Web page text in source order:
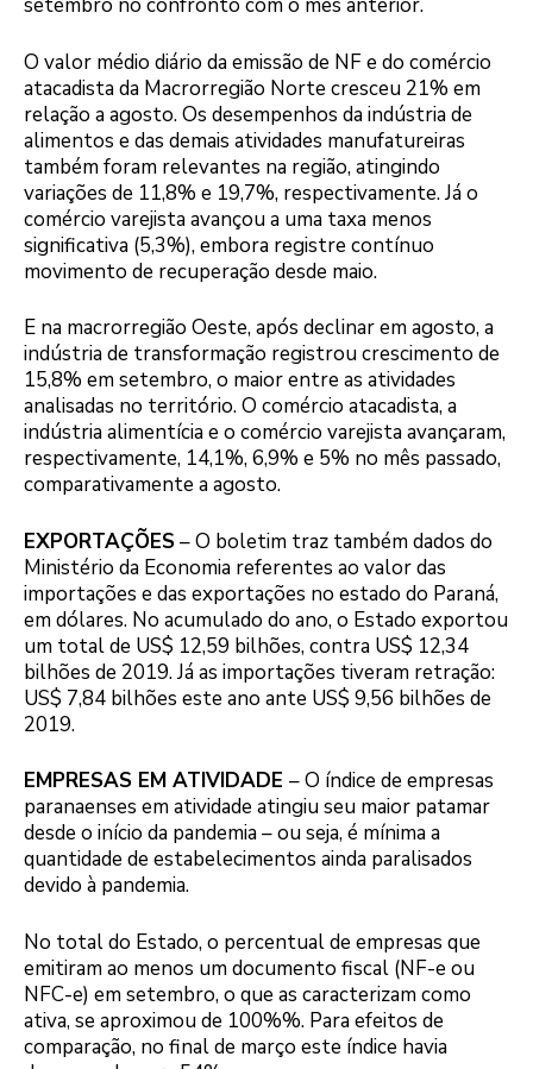
setembro no confronto com o mês anterior.
O valor médio diário da emissão de NF e do comércio
atacadista da Macrorregião Norte cresceu 21% em
relação a agosto. Os desempenhos da indústria de
alimentos e das demais atividades manufatureiras
também foram relevantes na região, atingindo
variações de 11,8% e 19,7%, respectivamente. Já o
comércio varejista avançou a uma taxa menos
significativa (5,3%), embora registre contínuo
movimento de recuperação desde maio.
E na macrorregião Oeste, após declinar em agosto, a
indústria de transformação registrou crescimento de
15,8% em setembro, o maior entre as atividades
analisadas no território. O comércio atacadista, a
indústria alimentícia e o comércio varejista avançaram,
respectivamente, 14,1%, 6,9% e 5% no mês passado,
comparativamente a agosto.
EXPORTAÇÕES – O boletim traz também dados do
Ministério da Economia referentes ao valor das
importações e das exportações no estado do Paraná,
em dólares. No acumulado do ano, o Estado exportou
um total de US$ 12,59 bilhões, contra US$ 12,34
bilhões de 2019. Já as importações tiveram retração:
US$ 7,84 bilhões este ano ante US$ 9,56 bilhões de
2019.
EMPRESAS EM ATIVIDADE – O índice de empresas
paranaenses em atividade atingiu seu maior patamar
desde o início da pandemia – ou seja, é mínima a
quantidade de estabelecimentos ainda paralisados
devido à pandemia.
No total do Estado, o percentual de empresas que
emitiram ao menos um documento fiscal (NF-e ou
NFC-e) em setembro, o que as caracterizam como
ativa, se aproximou de 100%%. Para efeitos de
comparação, no final de março este índice havia